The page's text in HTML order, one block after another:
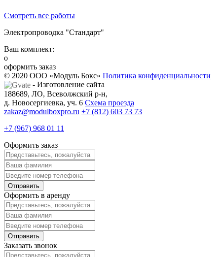
Смотреть все работы
Электропроводка "Стандарт"
Ваш комплект:
o
оформить заказ
© 2020 ООО «Модуль Бокс» Политика конфиденциальности
- Изготовление сайта
188689, ЛО, Всеволжский р-н,
д. Новосергиевка, уч. 6 Схема проезда
zakaz@modulboxpro.ru +7 (812) 603 73 73
+7 (967) 968 01 11
Оформить заказ
Оформить в аренду
Заказать звонок